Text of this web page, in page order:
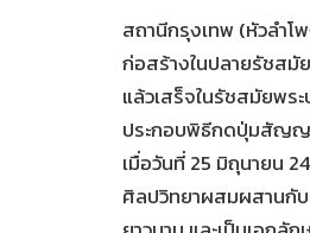
สถานีกรุงเทพ (หัวลำโ
ก่อสร้างในปลายรัชสมั
แล้วเสร็จในรัชสมัยพร
ประกอบพิธีกดปุ่มสัญญา
เมื่อวันที่ 25 มิถุนายน
ศิลปวิทยาผสมผสานกั